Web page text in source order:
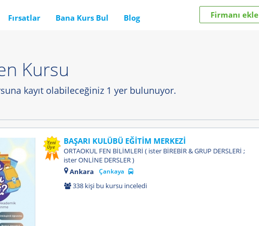
Fırsatlar Bana Kurs Bul Blog Firmanı ekle
Kursu
kayıt olabileceğiniz 1 yer bulunuyor.
Yeni
Üye
BAŞARI KULÜBÜ EĞİTİM MERKEZİ
ORTAOKUL FEN BİLİMLERİ ( ister BİREBİR & GRUP DERSLERİ ;
ister ONLİNE DERSLER )
Ankara
Çankaya
338 kişi bu kursu inceledi